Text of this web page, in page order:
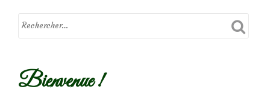
pour
Bienvenue !